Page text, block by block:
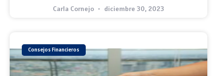
Carla Cornejo diciembre 30, 2023
Consejos Financieros